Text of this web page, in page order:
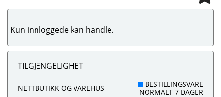
Kun innloggede kan handle.
TILGJENGELIGHET
NETTBUTIKK OG VAREHUS
BESTILLINGSVARE
NORMALT 7 DAGER